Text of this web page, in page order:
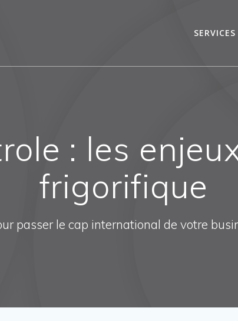
SERVICES
: les
frigorifique
passer le cap international de votre